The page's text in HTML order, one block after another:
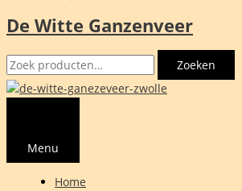
De Witte Ganzenveer
Zoeken
naar:
Zoeken
Menu
Home